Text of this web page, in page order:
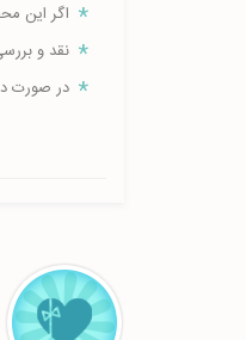
اگر این
نقد و
در صورت